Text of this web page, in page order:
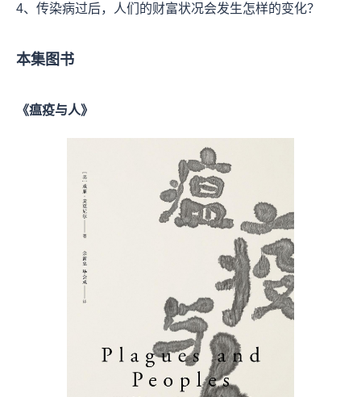
4、传染病过后，人们的财富状况会发生怎样的变化？
本集图书
《瘟疫与人》